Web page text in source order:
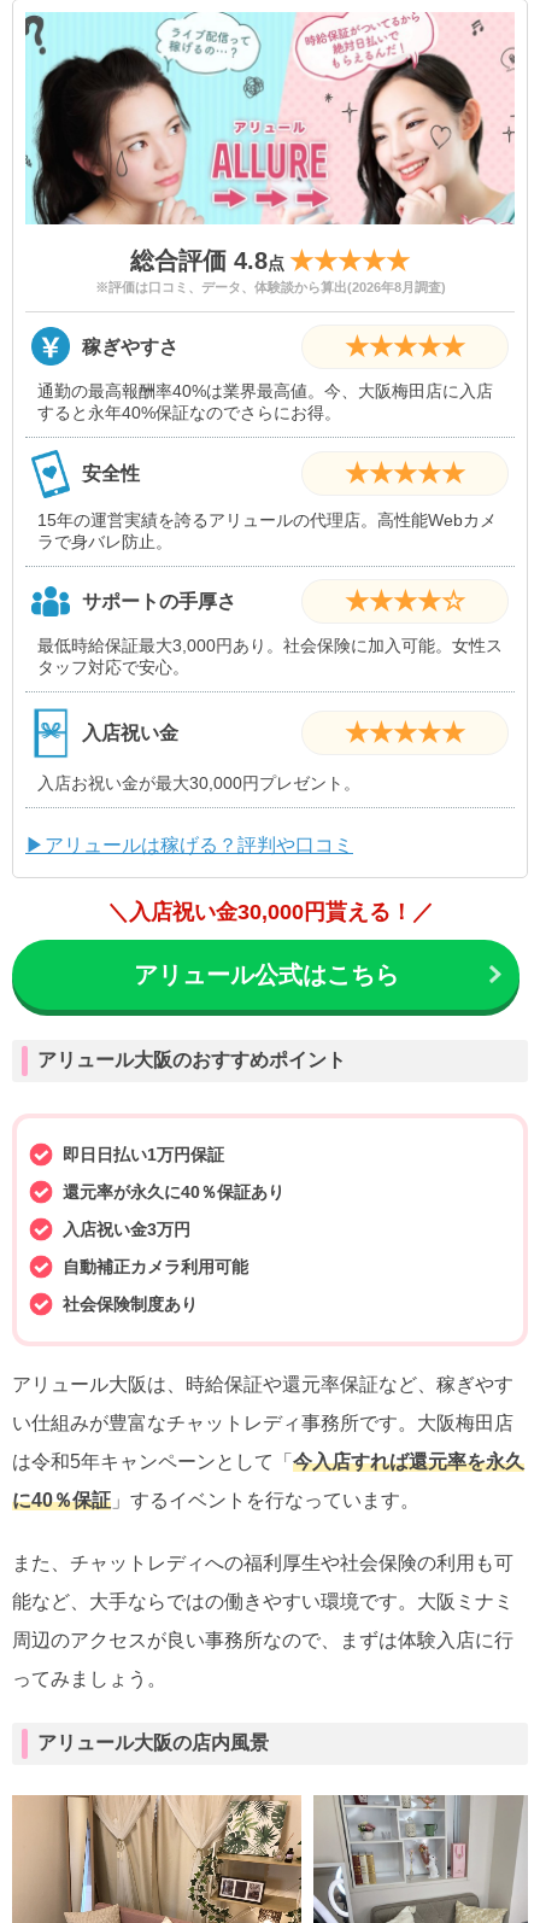
総合評価 4.8点 ★★★★★
※評価は口コミ、データ、体験談から算出(2026年8月調査)
稼ぎやすさ ★★★★★
通勤の最高報酬率40%は業界最高値。今、大阪梅田店に入店
すると永年40%保証なのでさらにお得。
安全性 ★★★★★
15年の運営実績を誇るアリュールの代理店。高性能Webカメ
ラで身バレ防止。
サポートの手厚さ ★★★★☆
最低時給保証最大3,000円あり。社会保険に加入可能。女性ス
タッフ対応で安心。
入店祝い金 ★★★★★
入店お祝い金が最大30,000円プレゼント。
▶アリュールは稼げる？評判や口コミ
＼入店祝い金30,000円貰える！／
アリュール公式はこちら
アリュール大阪のおすすめポイント
即日日払い1万円保証
還元率が永久に40％保証あり
入店祝い金3万円
自動補正カメラ利用可能
社会保険制度あり
アリュール大阪は、時給保証や還元率保証など、稼ぎやす
い仕組みが豊富なチャットレディ事務所です。大阪梅田店
は令和5年キャンペーンとして「 今入店すれば還元率を永久
に40％保証 」するイベントを行なっています。
また、チャットレディへの福利厚生や社会保険の利用も可
能など、大手ならではの働きやすい環境です。大阪ミナミ
周辺のアクセスが良い事務所なので、まずは体験入店に行
ってみましょう。
アリュール大阪の店内風景